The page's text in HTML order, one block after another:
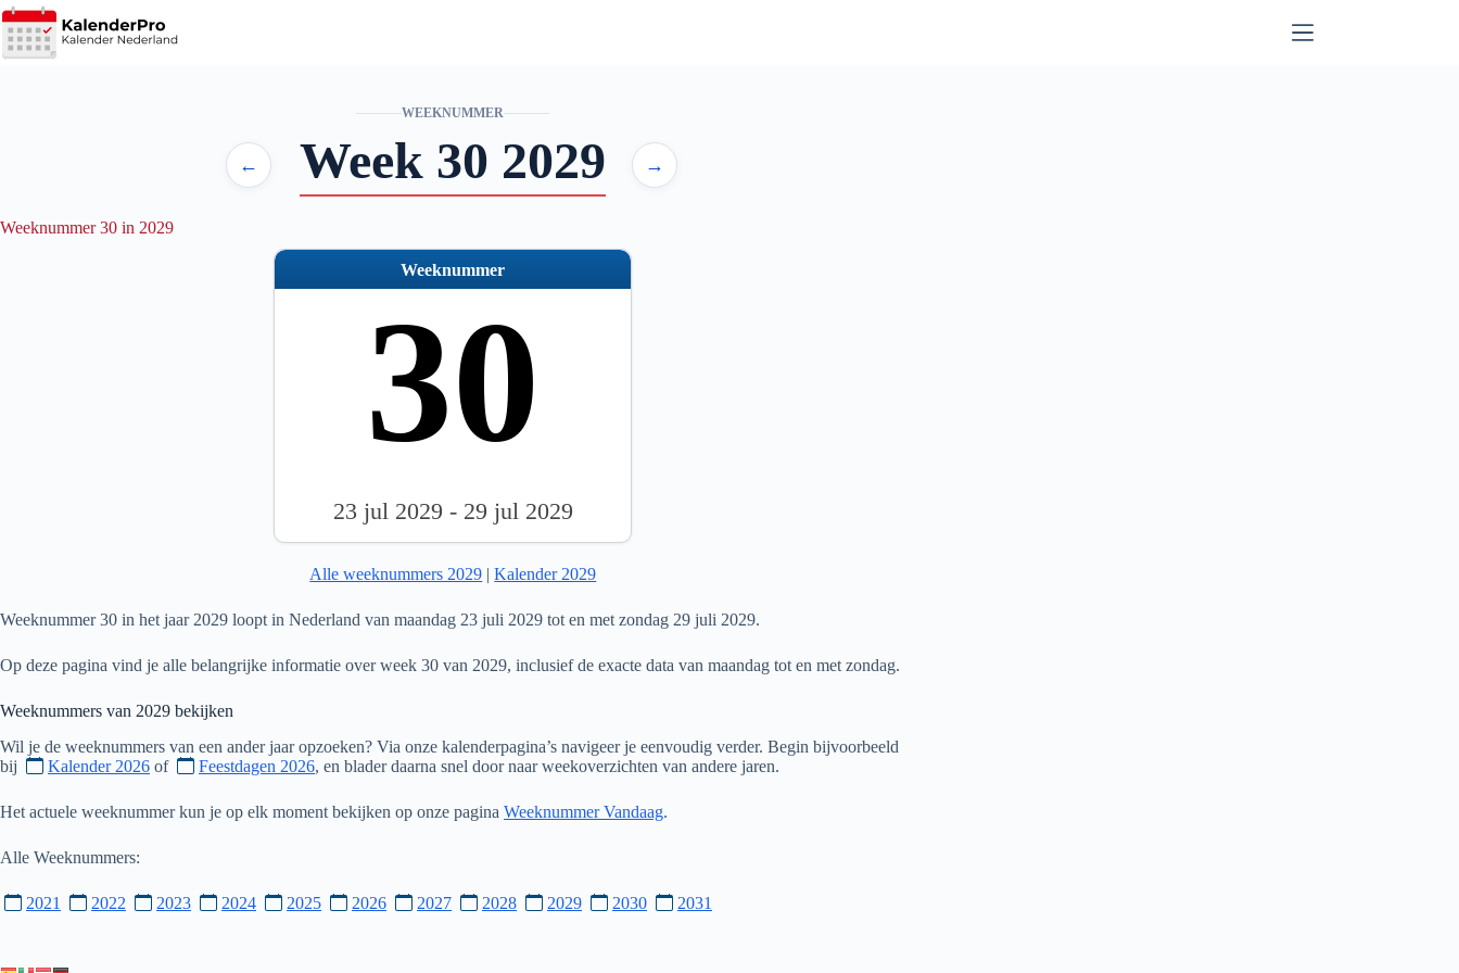
Ga
naar
de
WEEKNUMMER
← Week 30 2029 →
Weeknummer 30 in 2029
Weeknummer
30
23 jul 2029 - 29 jul 2029
Alle weeknummers 2029 |Kalender 2029
Weeknummer 30 in het jaar 2029 loopt in Nederland van maandag 23 juli 2029 tot en met zondag 29 juli 2029.
Op deze pagina vind je alle belangrijke informatie over week 30 van 2029, inclusief de exacte data van maandag tot en met zondag.
Weeknummers van 2029 bekijken
Wil je de weeknummers van een ander jaar opzoeken? Via onze kalenderpagina’s navigeer je eenvoudig verder. Begin bijvoorbeeld
bij
Kalender 2026 of Feestdagen 2026, en blader daarna snel door naar weekoverzichten van andere jaren.
Het actuele weeknummer kun je op elk moment bekijken op onze pagina Weeknummer Vandaag.
Alle Weeknummers:
2021 2022 2023 2024 2025 2026 2027 2028 2029 2030 2031